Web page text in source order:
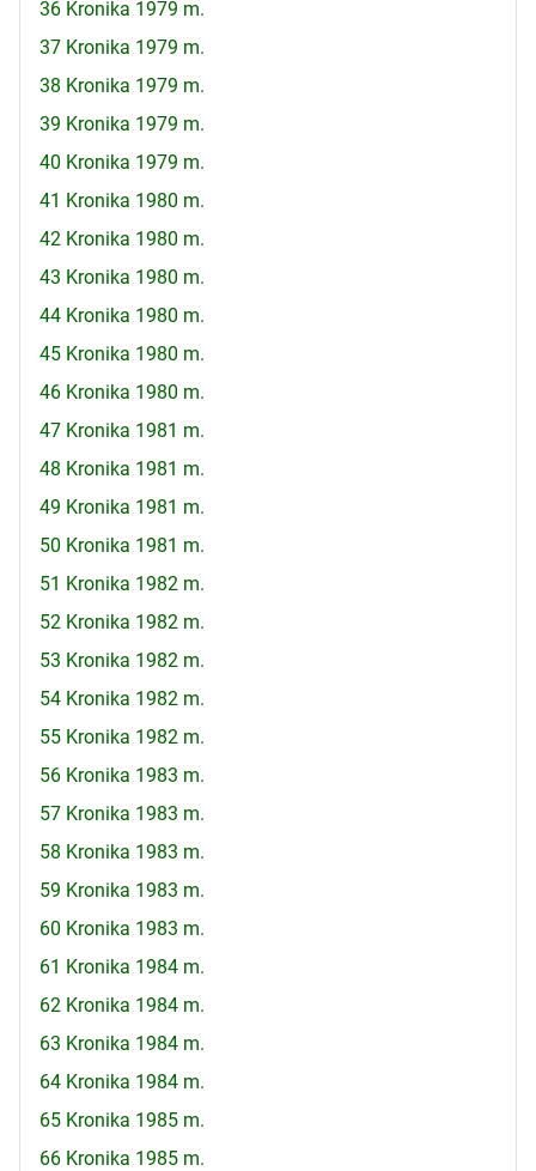
36 Kronika 1979 m.
37 Kronika 1979 m.
38 Kronika 1979 m.
39 Kronika 1979 m.
40 Kronika 1979 m.
41 Kronika 1980 m.
42 Kronika 1980 m.
43 Kronika 1980 m.
44 Kronika 1980 m.
45 Kronika 1980 m.
46 Kronika 1980 m.
47 Kronika 1981 m.
48 Kronika 1981 m.
49 Kronika 1981 m.
50 Kronika 1981 m.
51 Kronika 1982 m.
52 Kronika 1982 m.
53 Kronika 1982 m.
54 Kronika 1982 m.
55 Kronika 1982 m.
56 Kronika 1983 m.
57 Kronika 1983 m.
58 Kronika 1983 m.
59 Kronika 1983 m.
60 Kronika 1983 m.
61 Kronika 1984 m.
62 Kronika 1984 m.
63 Kronika 1984 m.
64 Kronika 1984 m.
65 Kronika 1985 m.
66 Kronika 1985 m.